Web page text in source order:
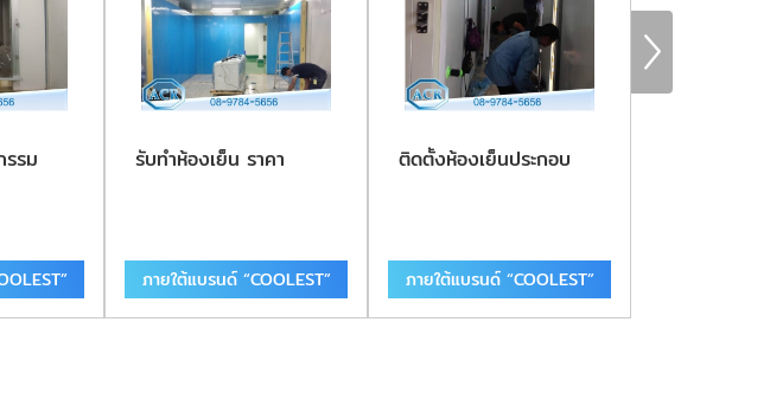
รม รับทําห้องเย็น ราคา
ภายใต้แบรนด์ “COOLEST”
ติดตั้งห้องเย็นประกอบ
ภายใต้แบรนด์ “COOLEST”